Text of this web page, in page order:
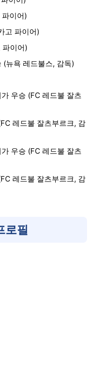
이어)
고 파이어)
이어)
뉴욕 레드불스, 감독)
우승 (FC 레드불 잘츠
레드불 잘츠부르크, 감
우승 (FC 레드불 잘츠
레드불 잘츠부르크, 감
로필